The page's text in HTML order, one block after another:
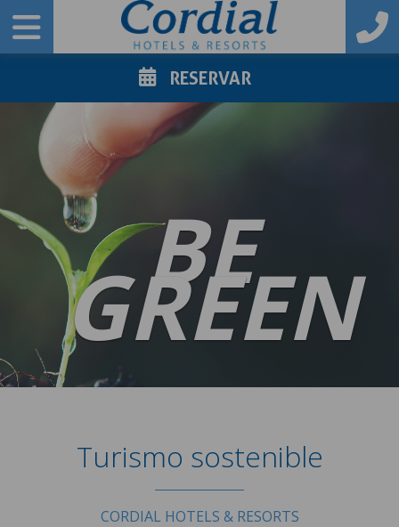
RESERVAR
BE
GREEN
Turismo sostenible
CORDIAL HOTELS & RESORTS